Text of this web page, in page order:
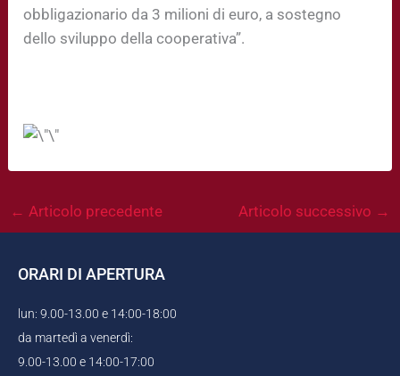
obbligazionario da 3 milioni di euro, a sostegno
dello sviluppo della cooperativa”.
← Articolo precedente Articolo successivo →
ORARI DI APERTURA
lun: 9.00-13.00 e 14:00-18:00
da martedì a venerdì:
9.00-13.00 e 14:00-17:00